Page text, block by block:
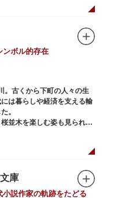
で、いつもと違った目線の
ンボル的存在
。古くから下町の人々の生
は暮らしや経済を支える輸
。
並木を楽しむ姿も見られ、
に絵になる光景です。ま
火大会」は、東京の夏の
整備されています。心地よ
歩やジョギングを楽しんだ
すめです。
庫
小説作家の軌跡をたどる